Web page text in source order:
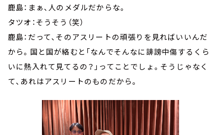
鹿島：まぁ、人のメダルだからな。
タツオ：そうそう（笑）
鹿島：だって、そのアスリートの頑張りを見ればいいんだ
から。国と国が絡むと「なんでそんなに誹謗中傷するくら
いに熱入れて見てるの？」ってことでしょ。そうじゃなく
て、あれはアスリートのものだから。